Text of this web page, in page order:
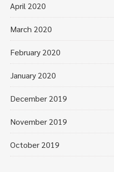
April 2020
March 2020
February 2020
January 2020
December 2019
November 2019
October 2019